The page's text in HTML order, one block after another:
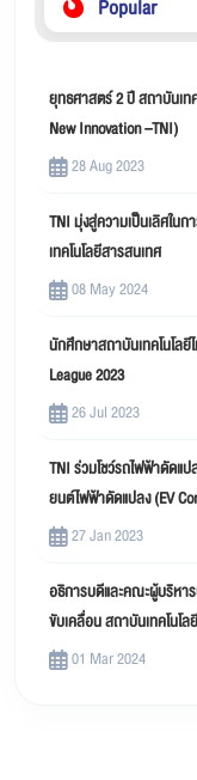
Popular
ยุทธศาสตร์ 2 ปี สถาบันเท
New Innovation –TNI)
28 Aug 2023
TNI มุ่งสู่ความเป็นเลิศใน
เทคโนโลยีสารสนเทศ
08 May 2024
นักศึกษาสถาบันเทคโนโล
League 2023
26 Jul 2023
TNI ร่วมโชว์รถไฟฟ้าดัดแ
ยนต์ไฟฟ้าดัดแปลง (EV
27 Jan 2023
อธิการบดีและคณะผู้บริหา
ขับเคลื่อน สถาบันเทคโน
01 Mar 2024